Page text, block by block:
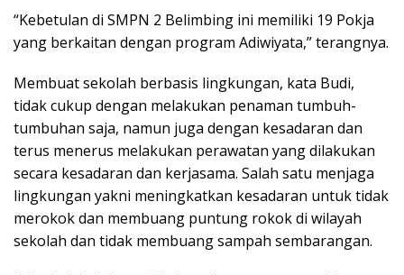
“Kebetulan di SMPN 2 Belimbing ini memiliki 19 Pokja
yang berkaitan dengan program Adiwiyata,” terangnya.
Membuat sekolah berbasis lingkungan, kata Budi,
tidak cukup dengan melakukan penaman tumbuh-
tumbuhan saja, namun juga dengan kesadaran dan
terus menerus melakukan perawatan yang dilakukan
secara kesadaran dan kerjasama. Salah satu menjaga
lingkungan yakni meningkatkan kesadaran untuk tidak
merokok dan membuang puntung rokok di wilayah
sekolah dan tidak membuang sampah sembarangan.